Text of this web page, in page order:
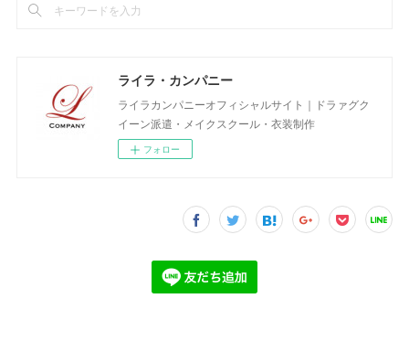
ライラ・カンパニー
ライラカンパニーオフィシャルサイト｜ドラァグク
イーン派遣・メイクスクール・衣装制作
フォロー